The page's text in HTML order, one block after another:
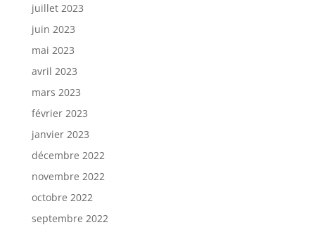
juillet 2023
juin 2023
mai 2023
avril 2023
mars 2023
février 2023
janvier 2023
décembre 2022
novembre 2022
octobre 2022
septembre 2022